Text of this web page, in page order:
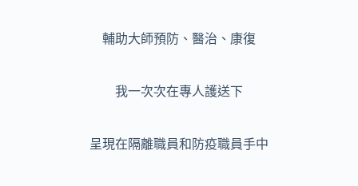
輔助大師預防、醫治、康復
我一次次在專人護送下
呈現在隔離職員和防疫職員手中